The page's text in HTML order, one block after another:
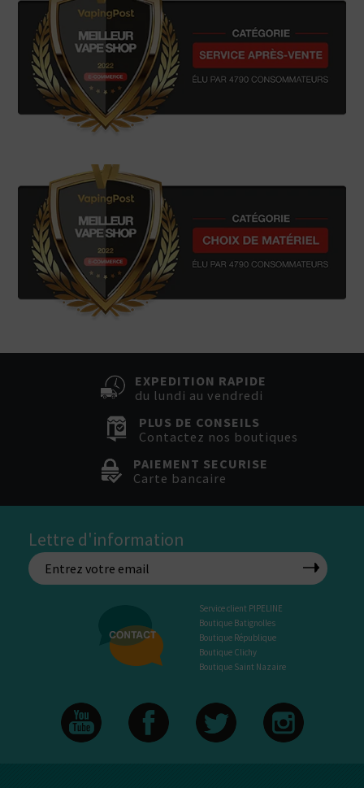
EXPEDITION RAPIDE
du lundi au vendredi
PLUS DE CONSEILS
Contactez nos boutiques
PAIEMENT SECURISE
Carte bancaire
Lettre d'information
Service client PIPELINE
Boutique Batignolles
Boutique République
Boutique Clichy
Boutique Saint Nazaire